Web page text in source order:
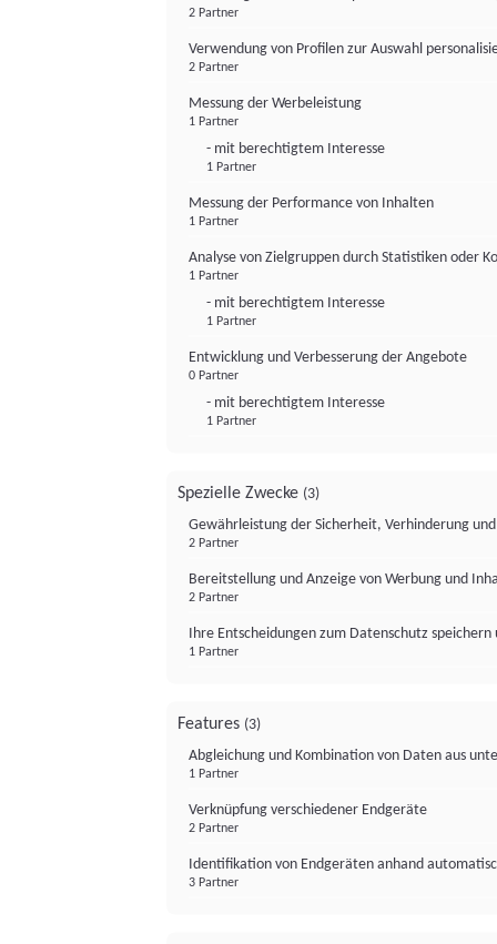
2 Partner
Verwendung von Profilen zur Auswahl
2 Partner
Messung der Werbeleistung
1 Partner
- mit berechtigtem Interesse
1 Partner
Messung der Performance von Inhalten
1 Partner
Analyse von Zielgruppen durch Statistiken oder
1 Partner
- mit berechtigtem Interesse
1 Partner
Entwicklung und Verbesserung der Angebote
0 Partner
- mit berechtigtem Interesse
1 Partner
Spezielle Zwecke (3)
Gewährleistung der Sicherheit, Verhinderung
2 Partner
Bereitstellung und Anzeige von Werbung und
2 Partner
Ihre Entscheidungen zum Datenschutz
1 Partner
Features (3)
Abgleichung und Kombination von Daten aus
1 Partner
Verknüpfung verschiedener Endgeräte
2 Partner
Identifikation von Endgeräten anhand
3 Partner